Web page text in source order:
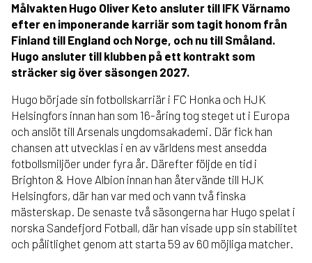
Målvakten Hugo Oliver Keto ansluter till IFK Värnamo
efter en imponerande karriär som tagit honom från
Finland till England och Norge, och nu till Småland.
Hugo ansluter till klubben på ett kontrakt som
sträcker sig över säsongen 2027.
Hugo började sin fotbollskarriär i FC Honka och HJK
Helsingfors innan han som 16-åring tog steget ut i Europa
och anslöt till Arsenals ungdomsakademi. Där fick han
chansen att utvecklas i en av världens mest ansedda
fotbollsmiljöer under fyra år. Därefter följde en tid i
Brighton & Hove Albion innan han återvände till HJK
Helsingfors, där han var med och vann två finska
mästerskap. De senaste två säsongerna har Hugo spelat i
norska Sandefjord Fotball, där han visade upp sin stabilitet
och pålitlighet genom att starta 59 av 60 möjliga matcher.